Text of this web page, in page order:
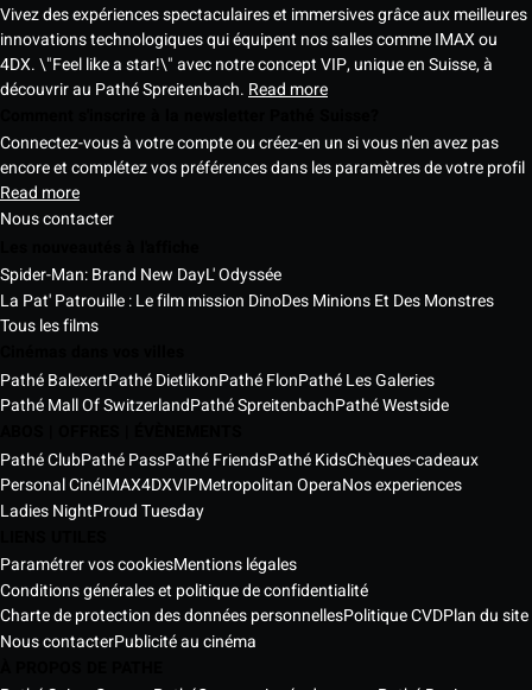
Vivez des expériences spectaculaires et immersives grâce aux meilleures
innovations technologiques qui équipent nos salles comme IMAX ou
4DX. \"Feel like a star!\" avec notre concept VIP, unique en Suisse, à
découvrir au Pathé Spreitenbach. Read more
Connectez-vous à votre compte ou créez-en un si vous n'en avez pas
encore et complétez vos préférences dans les paramètres de votre profil
Read more
Nous contacter
Spider-Man: Brand New DayL' Odyssée
La Pat' Patrouille : Le film mission DinoDes Minions Et Des Monstres
Tous les films
Pathé BalexertPathé DietlikonPathé FlonPathé Les Galeries
Pathé Mall Of SwitzerlandPathé SpreitenbachPathé Westside
Pathé ClubPathé PassPathé FriendsPathé KidsChèques-cadeaux
Personal CinéIMAX4DXVIPMetropolitan OperaNos experiences
Ladies NightProud Tuesday
Paramétrer vos cookiesMentions légales
Conditions générales et politique de confidentialité
Charte de protection des données personnellesPolitique CVDPlan du site
Nous contacterPublicité au cinéma